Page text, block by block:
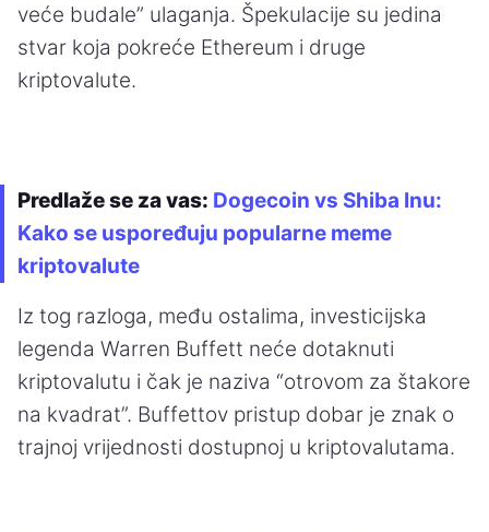
veće budale” ulaganja. Špekulacije su jedina
stvar koja pokreće Ethereum i druge
kriptovalute.
Predlaže se za vas: Dogecoin vs Shiba Inu:
Kako se uspoređuju popularne meme
kriptovalute
Iz tog razloga, među ostalima, investicijska
legenda Warren Buffett neće dotaknuti
kriptovalutu i čak je naziva “otrovom za štakore
na kvadrat”. Buffettov pristup dobar je znak o
trajnoj vrijednosti dostupnoj u kriptovalutama.